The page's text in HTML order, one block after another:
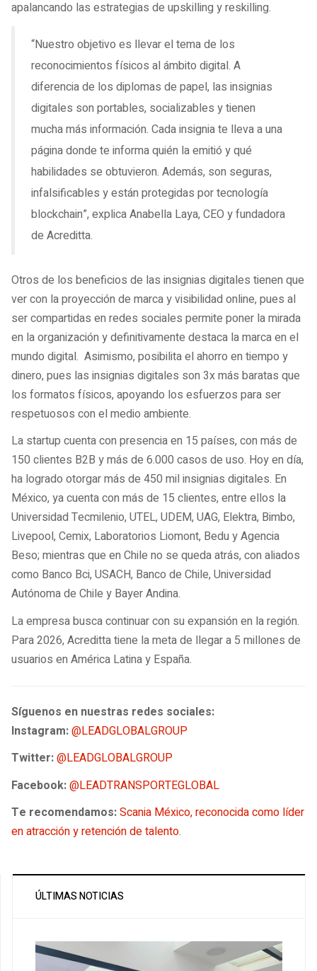
apalancando las estrategias de upskilling y reskilling.
“Nuestro objetivo es llevar el tema de los
reconocimientos físicos al ámbito digital. A
diferencia de los diplomas de papel, las insignias
digitales son portables, socializables y tienen
mucha más información. Cada insignia te lleva a una
página donde te informa quién la emitió y qué
habilidades se obtuvieron. Además, son seguras,
infalsificables y están protegidas por tecnología
blockchain”, explica Anabella Laya, CEO y fundadora
de Acreditta.
Otros de los beneficios de las insignias digitales tienen que
ver con la proyección de marca y visibilidad online, pues al
ser compartidas en redes sociales permite poner la mirada
en la organización y definitivamente destaca la marca en el
mundo digital. Asimismo, posibilita el ahorro en tiempo y
dinero, pues las insignias digitales son 3x más baratas que
los formatos físicos, apoyando los esfuerzos para ser
respetuosos con el medio ambiente.
La startup cuenta con presencia en 15 países, con más de
150 clientes B2B y más de 6.000 casos de uso. Hoy en día,
ha logrado otorgar más de 450 mil insignias digitales. En
México, ya cuenta con más de 15 clientes, entre ellos la
Universidad Tecmilenio, UTEL, UDEM, UAG, Elektra, Bimbo,
Livepool, Cemix, Laboratorios Liomont, Bedu y Agencia
Beso; mientras que en Chile no se queda atrás, con aliados
como Banco Bci, USACH, Banco de Chile, Universidad
Autónoma de Chile y Bayer Andina.
La empresa busca continuar con su expansión en la región.
Para 2026, Acreditta tiene la meta de llegar a 5 millones de
usuarios en América Latina y España.
Síguenos en nuestras redes sociales:
Instagram:@LEADGLOBALGROUP
Twitter:@LEADGLOBALGROUP
Facebook:@LEADTRANSPORTEGLOBAL
Te recomendamos:Scania México, reconocida como líder
en atracción y retención de talento.
ÚLTIMAS NOTICIAS